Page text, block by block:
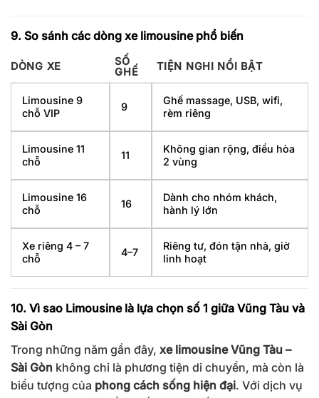
9. So sánh các dòng xe limousine phổ biến
DÒNG XE
SỐ
GHẾ
TIỆN NGHI NỔI BẬT
Limousine 9
chỗ VIP
9
Ghế massage, USB, wifi,
rèm riêng
Limousine 11
chỗ
11
Không gian rộng, điều hòa
2 vùng
Limousine 16
chỗ
16
Dành cho nhóm khách,
hành lý lớn
Xe riêng 4 – 7
chỗ
4–7
Riêng tư, đón tận nhà, giờ
linh hoạt
10. Vì sao Limousine là lựa chọn số 1 giữa Vũng Tàu và
Sài Gòn
Trong những năm gần đây, xe limousine Vũng Tàu –
Sài Gòn không chỉ là phương tiện di chuyển, mà còn là
biểu tượng của phong cách sống hiện đại. Với dịch vụ